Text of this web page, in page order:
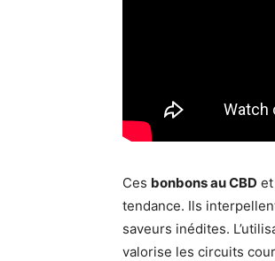
Ces bonbons au CBD
tendance. Ils
saveurs inédites.
valorise les circuits